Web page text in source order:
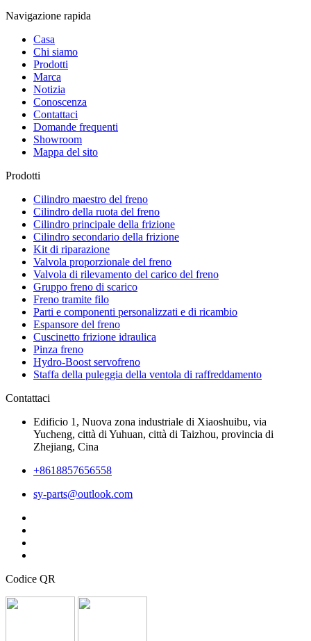
Navigazione rapida
Casa
Chi siamo
Prodotti
Marca
Notizia
Conoscenza
Contattaci
Domande frequenti
Showroom
Mappa del sito
Prodotti
Cilindro maestro del freno
Cilindro della ruota del freno
Cilindro principale della frizione
Cilindro secondario della frizione
Kit di riparazione
Valvola proporzionale del freno
Valvola di rilevamento del carico del freno
Gruppo freno di scarico
Freno tramite filo
Parti e componenti personalizzati e di ricambio
Espansore del freno
Cuscinetto frizione idraulica
Pinza freno
Hydro-Boost servofreno
Staffa della puleggia della ventola di raffreddamento
Contattaci
Edificio 1, Nuova zona industriale di Xiaoshuibu, via
Yucheng, città di Yuhuan, città di Taizhou, provincia di
Zhejiang, Cina
+8618857656558
sy-parts@outlook.com
Codice QR